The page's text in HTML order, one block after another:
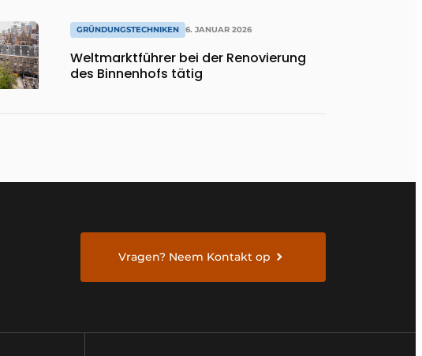
GRÜNDUNGSTECHNIKEN 6. JANUAR 2026
Weltmarktführer bei der Renovierung
des Binnenhofs tätig
Vragen? Neem Kontakt op